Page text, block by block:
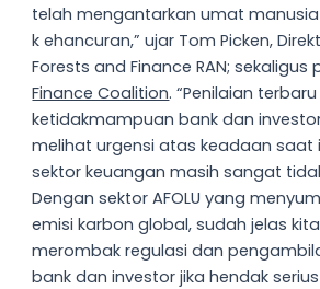
telah mengantarkan umat
k ehancuran,” ujar Tom Picken,
Forests and Finance RAN; sekaligus
Finance Coalition. “Penilaian
ketidakmampuan bank dan
melihat urgensi atas keadaan saat
sektor keuangan masih sangat
Dengan sektor AFOLU yang
emisi karbon global, sudah jelas
merombak regulasi dan
bank dan investor jika hendak